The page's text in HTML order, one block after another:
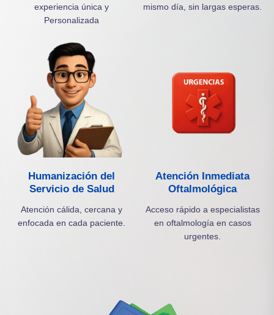
experiencia única y
Personalizada
mismo día, sin largas esperas.
Humanización del
Servicio de Salud
Atención cálida, cercana y
enfocada en cada paciente.
Atención Inmediata
Oftalmológica
Acceso rápido a especialistas
en oftalmología en casos
urgentes.